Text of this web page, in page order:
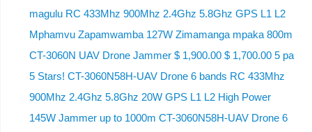
magulu RC 433Mhz 900Mhz 2.4Ghz 5.8Ghz GPS L1 L2
Mphamvu Zapamwamba 127W Zimamanga mpaka 800m
CT-3060N UAV Drone Jammer $ 1,900.00 $ 1,700.00 5 pa
5 Stars! CT-3060N58H-UAV Drone 6 bands RC 433Mhz
900Mhz 2.4Ghz 5.8Ghz 20W GPS L1 L2 High Power
145W Jammer up to 1000m CT-3060N58H-UAV Drone 6